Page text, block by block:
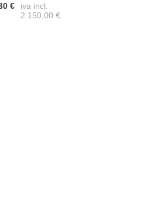
€
iva incl.
2.150,00 €